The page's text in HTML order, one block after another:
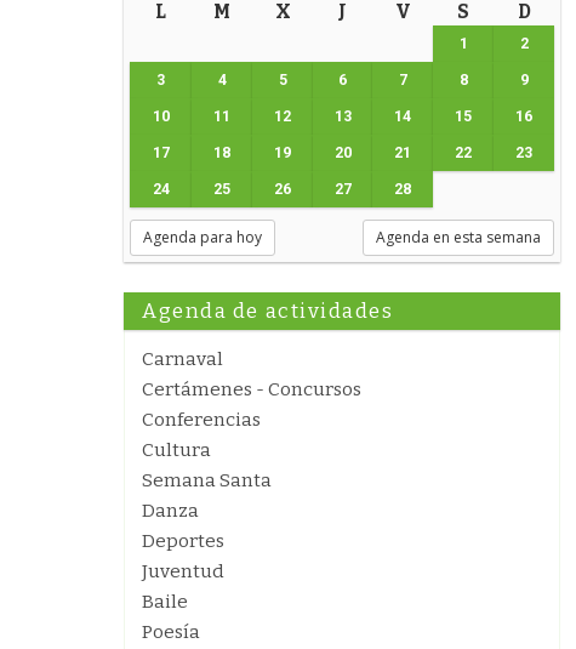
L M X J V S D
1 2
3 4 5 6 7 8 9
10 11 12 13 14 15 16
17 18 19 20 21 22 23
24 25 26 27 28
Agenda para hoy Agenda en esta semana
Agenda de actividades
Carnaval
Certámenes - Concursos
Conferencias
Cultura
Semana Santa
Danza
Deportes
Juventud
Baile
Poesía